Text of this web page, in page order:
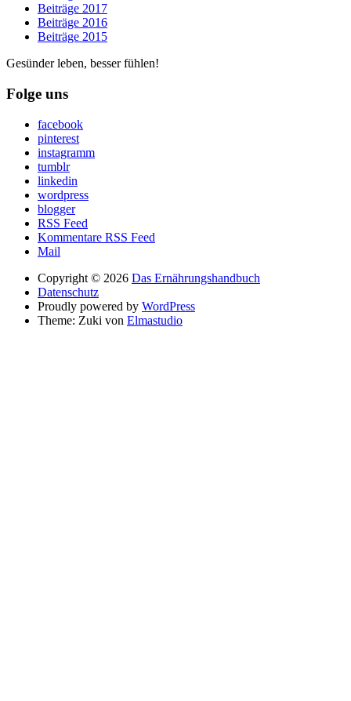
Beiträge 2017
Beiträge 2016
Beiträge 2015
Gesünder leben, besser fühlen!
Folge uns
facebook
pinterest
instagramm
tumblr
linkedin
wordpress
blogger
RSS Feed
Kommentare RSS Feed
Mail
Copyright © 2026 Das Ernährungshandbuch
Datenschutz
Proudly powered by WordPress
Theme: Zuki von Elmastudio